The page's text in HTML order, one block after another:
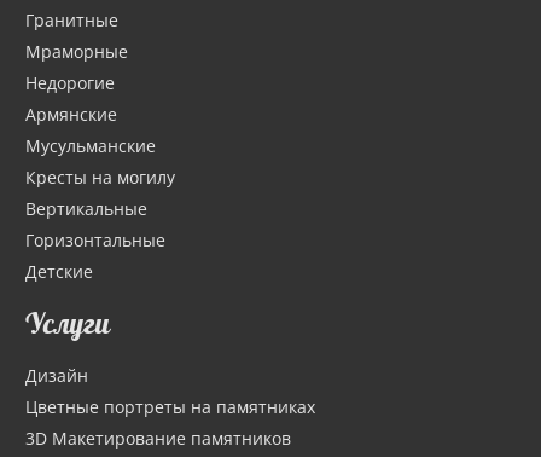
Гранитные
Мраморные
Недорогие
Армянские
Мусульманские
Кресты на могилу
Вертикальные
Горизонтальные
Детские
Услуги
Дизайн
Цветные портреты на памятниках
3D Макетирование памятников